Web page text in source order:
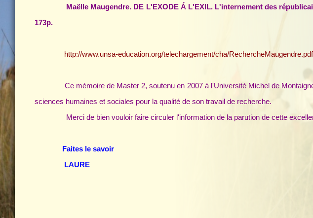
Maëlle Maugendre. DE L'EXODE Á L'EXIL. L'internement des
173p.
http://www.unsa-education.org/telechargement/cha/RechercheMaugendre.pdf
Ce mémoire de Master 2, soutenu en 2007 à l'Université Michel de Montaigne -
sciences humaines et sociales pour la qualité de son travail de recherche.
Merci de bien vouloir faire circuler l'information de la parution de cette
Faites le savoir
LAURE